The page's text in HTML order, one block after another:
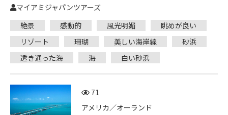
マイアミジャパンツアーズ
絶景
感動的 風光明媚
眺めが良い
リゾート
珊瑚 美しい海岸線
砂浜
透き通った海
海 白い砂浜
71
アメリカ／オーランド